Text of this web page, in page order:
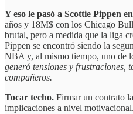
Y eso le pasó a Scottie Pippen
años y 18M$ con los Chicago
brutal, pero a medida que la liga
Pippen se encontró siendo la
NBA y, al mismo tiempo, uno de
generó tensiones y frustraciones,
compañeros.
Tocar techo. Firmar un contrato
implicaciones a nivel